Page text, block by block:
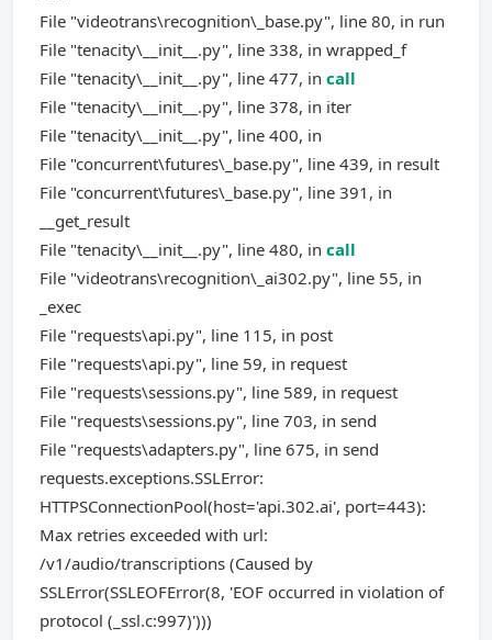
File "videotrans\recognition\_base.py", line 80, in run
File "tenacity\__init__.py", line 338, in wrapped_f
File "tenacity\__init__.py", line 477, in call
File "tenacity\__init__.py", line 378, in iter
File "tenacity\__init__.py", line 400, in
File "concurrent\futures\_base.py", line 439, in result
File "concurrent\futures\_base.py", line 391, in
__get_result
File "tenacity\__init__.py", line 480, in call
File "videotrans\recognition\_ai302.py", line 55, in
_exec
File "requests\api.py", line 115, in post
File "requests\api.py", line 59, in request
File "requests\sessions.py", line 589, in request
File "requests\sessions.py", line 703, in send
File "requests\adapters.py", line 675, in send
requests.exceptions.SSLError:
HTTPSConnectionPool(host='api.302.ai', port=443):
Max retries exceeded with url:
/v1/audio/transcriptions (Caused by
SSLError(SSLEOFError(8, 'EOF occurred in violation of
protocol (_ssl.c:997)')))